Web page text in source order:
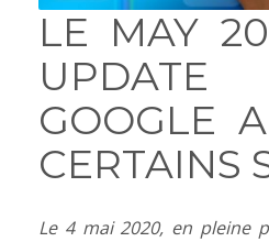
LE MAY
GOOGLE
CERTAINS
Le 4 mai 2020, en pleine